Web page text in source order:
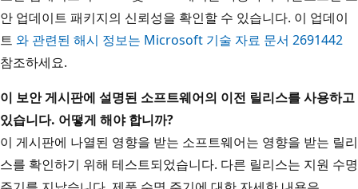
안 업데이트 패키지의 신뢰성을 확인할 수 있습니다. 이 업데이
트 와 관련된 해시 정보는 Microsoft 기술 자료 문서 2691442
참조하세요.
이 보안 게시판에 설명된 소프트웨어의 이전 릴리스를 사용하고
있습니다. 어떻게 해야 합니까?
이 게시판에 나열된 영향을 받는 소프트웨어는 영향을 받는 릴리
스를 확인하기 위해 테스트되었습니다. 다른 릴리스는 지원 수명